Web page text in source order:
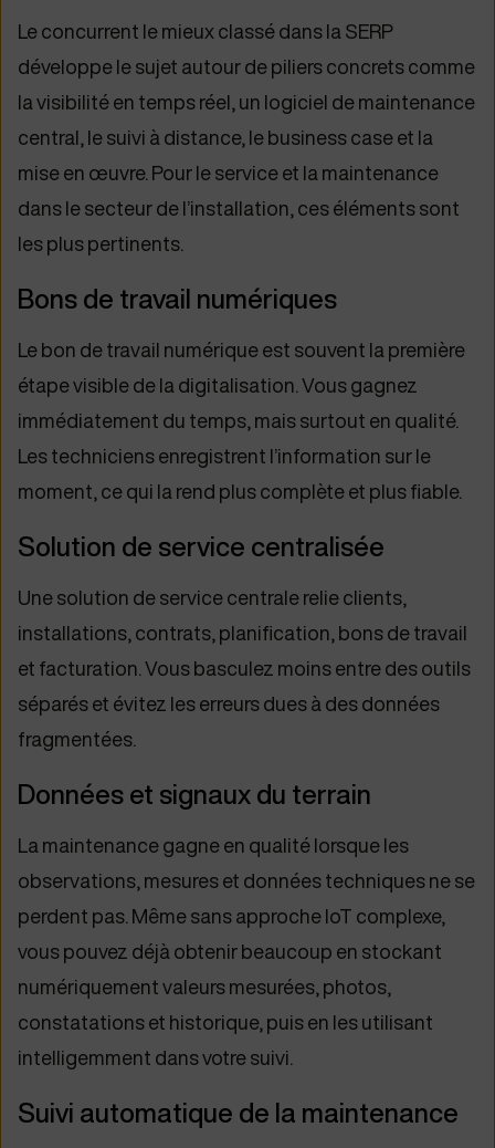
Le concurrent le mieux classé dans la SERP
développe le sujet autour de piliers concrets comme
la visibilité en temps réel, un logiciel de maintenance
central, le suivi à distance, le business case et la
mise en œuvre. Pour le service et la maintenance
dans le secteur de l’installation, ces éléments sont
les plus pertinents.
Bons de travail numériques
Le bon de travail numérique est souvent la première
étape visible de la digitalisation. Vous gagnez
immédiatement du temps, mais surtout en qualité.
Les techniciens enregistrent l’information sur le
moment, ce qui la rend plus complète et plus fiable.
Solution de service centralisée
Une solution de service centrale relie clients,
installations, contrats, planification, bons de travail
et facturation. Vous basculez moins entre des outils
séparés et évitez les erreurs dues à des données
fragmentées.
Données et signaux du terrain
La maintenance gagne en qualité lorsque les
observations, mesures et données techniques ne se
perdent pas. Même sans approche IoT complexe,
vous pouvez déjà obtenir beaucoup en stockant
numériquement valeurs mesurées, photos,
constatations et historique, puis en les utilisant
intelligemment dans votre suivi.
Suivi automatique de la maintenance